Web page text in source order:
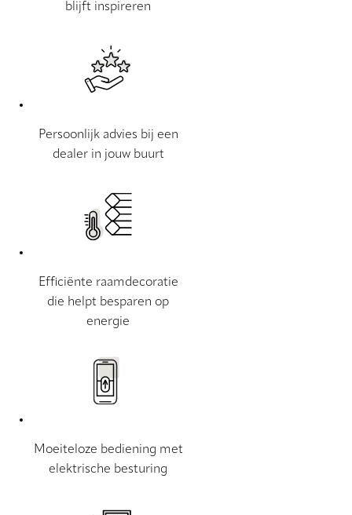
blijft inspireren
Persoonlijk advies bij een
dealer in jouw buurt
Efficiënte raamdecoratie
die helpt besparen op
energie
Moeiteloze bediening met
elektrische besturing